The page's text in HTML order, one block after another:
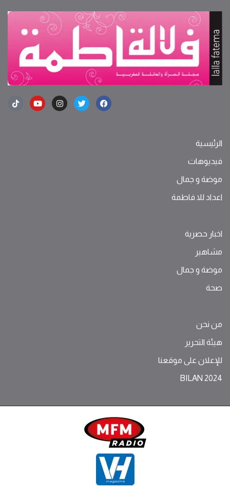
الرئيسية
فيديوهات
موضة ‫و‬ ‫‬‫جمال‬
اعداد للا فاطمة
اخبار حصرية
مشاهير
موضة ‫و‬ ‫‬‫جمال‬
صحة
من نحن
هيئة التحرير
للإعلان على موقعنا
BILAN 2024